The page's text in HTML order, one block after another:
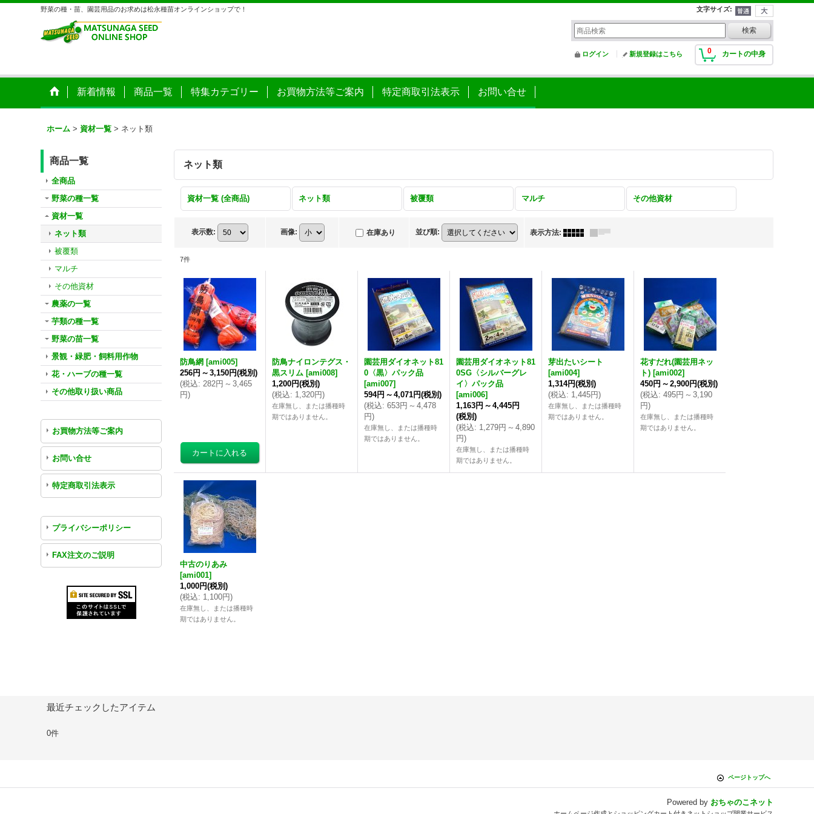
野菜の種・苗、園芸用品のお求めは松永種苗オンラインショップで！ 文字サイズ:
0 カートの中身
ログイン 新規登録はこちら
新着情報 商品一覧 特集カテゴリー お買物方法等ご案内 特定商取引法表示 お問い合せ
ホーム > 資材一覧 > ネット類
商品一覧
全商品
野菜の種一覧
資材一覧
ネット類
被覆類
マルチ
その他資材
農薬の一覧
芋類の種一覧
野菜の苗一覧
景観・緑肥・飼料用作物
花・ハーブの種一覧
その他取り扱い商品
お買物方法等ご案内
お問い合せ
特定商取引法表示
プライバシーポリシー
FAX注文のご説明
ネット類
資材一覧 (全商品) ネット類 被覆類 マルチ その他資材
表示数: 画像: 在庫あり 並び順: 表示方法:
7件
防鳥網 [ami005]
256円 ～ 3,150円(税別)
(税込: 282円 ～ 3,465
円)
防鳥ナイロンテグス・
黒スリム [ami008]
1,200円(税別)
(税込: 1,320円)
在庫無し、または播種時
期ではありません。
園芸用ダイオネット81
0〈黒〉パック品
[ami007]
594円 ～ 4,071円(税別)
(税込: 653円 ～ 4,478
円)
在庫無し、または播種時
期ではありません。
園芸用ダイオネット81
0SG〈シルバーグレ
イ〉パック品
[ami006]
1,163円 ～ 4,445円
(税別)
(税込: 1,279円 ～ 4,890
円)
在庫無し、または播種時
期ではありません。
芽出たいシート
[ami004]
1,314円(税別)
(税込: 1,445円)
在庫無し、または播種時
期ではありません。
花すだれ(園芸用ネッ
ト) [ami002]
450円 ～ 2,900円(税別)
(税込: 495円 ～ 3,190
円)
在庫無し、または播種時
期ではありません。
中古のりあみ
[ami001]
1,000円(税別)
(税込: 1,100円)
在庫無し、または播種時
期ではありません。
最近チェックしたアイテム
0件
ページトップへ
Powered by おちゃのこネット